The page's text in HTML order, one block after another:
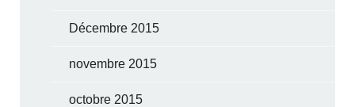
Décembre 2015
novembre 2015
octobre 2015